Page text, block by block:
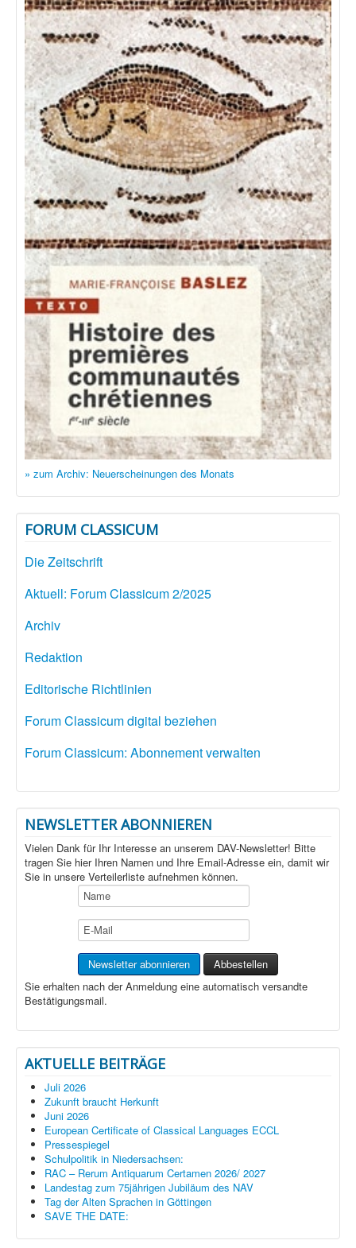
» zum Archiv: Neuerscheinungen des Monats
FORUM CLASSICUM
Die Zeitschrift
Aktuell: Forum Classicum 2/2025
Archiv
Redaktion
Editorische Richtlinien
Forum Classicum digital beziehen
Forum Classicum: Abonnement verwalten
NEWSLETTER ABONNIEREN
Vielen Dank für Ihr Interesse an unserem DAV-Newsletter! Bitte
tragen Sie hier Ihren Namen und Ihre Email-Adresse ein, damit wir
Sie in unsere Verteilerliste aufnehmen können.
Sie erhalten nach der Anmeldung eine automatisch versandte
Bestätigungsmail.
AKTUELLE BEITRÄGE
Juli 2026
Zukunft braucht Herkunft
Juni 2026
European Certificate of Classical Languages ECCL
Pressespiegel
Schulpolitik in Niedersachsen:
RAC – Rerum Antiquarum Certamen 2026/ 2027
Landestag zum 75jährigen Jubiläum des NAV
Tag der Alten Sprachen in Göttingen
SAVE THE DATE: